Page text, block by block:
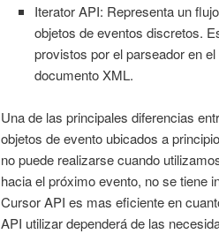
Iterator API: Representa un
objetos de eventos discretos.
provistos por el parseador en
documento XML.
Una de las principales diferencias
objetos de evento ubicados a
no puede realizarse cuando
hacia el próximo evento, no se tiene
Cursor API es mas eficiente en
API utilizar dependerá de las